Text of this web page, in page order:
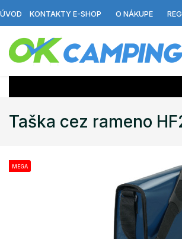
ÚVOD KONTAKTY E-SHOP O NÁKUPE
Taška cez rameno
MEGA